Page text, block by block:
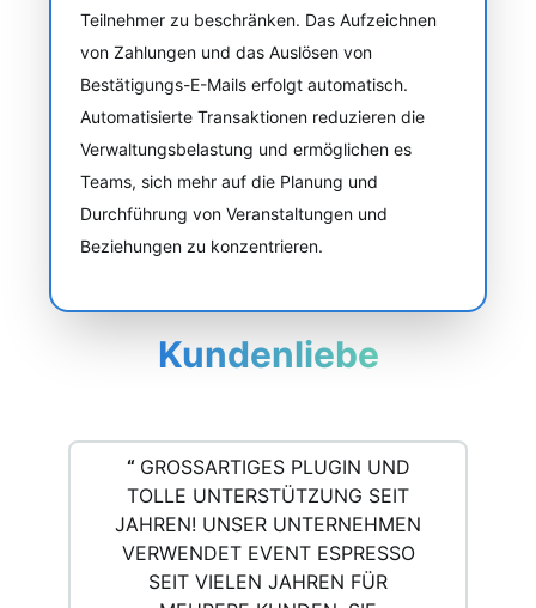
Teilnehmer zu beschränken. Das Aufzeichnen
von Zahlungen und das Auslösen von
Bestätigungs-E-Mails erfolgt automatisch.
Automatisierte Transaktionen reduzieren die
Verwaltungsbelastung und ermöglichen es
Teams, sich mehr auf die Planung und
Durchführung von Veranstaltungen und
Beziehungen zu konzentrieren.
Kundenliebe
“ GROSSARTIGES PLUGIN UND T
OLLE UNTERSTÜTZUNG SEIT J
AHREN! UNSER UNTERNEHMEN V
ERWENDET EVENT ESPRESSO S
EIT VIELEN JAHREN FÜR M